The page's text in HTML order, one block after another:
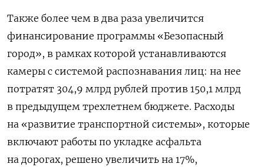
Также более чем в два раза увеличится
финансирование программы «Безопасный
город», в рамках которой устанавливаются
камеры с системой распознавания лиц: на нее
потратят 304,9 млрд рублей против 150,1 млрд
в предыдущем трехлетнем бюджете. Расходы
на «развитие транспортной системы», которые
включают работы по укладке асфальта
на дорогах, решено увеличить на 17%,